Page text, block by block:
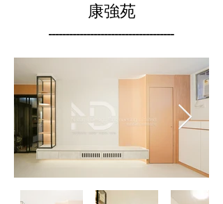
康強苑
------------------------------------